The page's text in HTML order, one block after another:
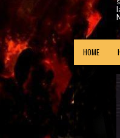
HOME